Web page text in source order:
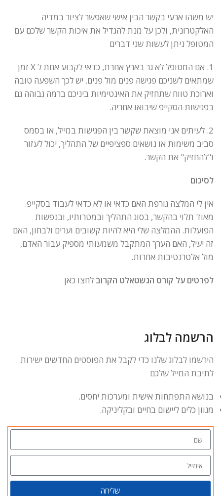
יש משהו ארעי בקשר הבין אישי שאפשר לציור במדיה
האלקטרונית, ולכן על מנת להגדיל את איכות הקשר שלכם עם
המטופל ניתן לעשות שני דברים
1. אם המטופל לא גר בארץ אחרת, כדאי לקבוע אחת ל X זמן
שמתאים לשניכם פגישה פנים מול פנים. יש לכך השפעה טובה
וארוכת טווח שתחזיק את האינטימיות ביניכם ברמה גבוהה גם
בפגישות הסקייפ שיבואו אחריה.
2. לעיתים אני מוצאת שקשר בין הפגישות במייל, או בסמס
סביב משימות או נושאים ספציפיים של התהליך, יכול לעזור
ו"להחזיק" את הקשר.
לסיכום
אין לי המלצה גורפת האם כדאי או לא כדאי לעבוד בסקייפ.
מאוד תלוי בהקשר, בסוג התהליך ובמטרותיו, ובנפשות
הפועלות. ההמלצה שלי היא להיות קשובים וערים ולבחון, האם
זה יעיל, האם הערך המתקבל משמעותי מספיק עבור האדם,
מול אלטרנטיבות אחרות.
לפרטים על קורס הגשטאלט הקרוב לחצו כאן
הרשמה לבלוג
הירשמו לבלוג שלנו כדי לקבל את הפוסטים החדשים ישירות
לתיבת המייל שלכם
בנושא התפתחות אישית ומערכות יחסים.
מגוון כלים ליישום בחיים ובקליניקה.
שליחה